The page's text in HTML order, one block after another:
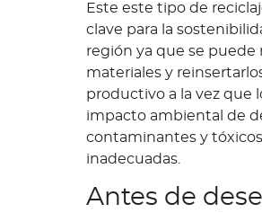
Este este tipo de
clave para la
región ya que se puede
materiales y
productivo a la vez que
impacto ambiental de
contaminantes y
inadecuadas.
Antes de